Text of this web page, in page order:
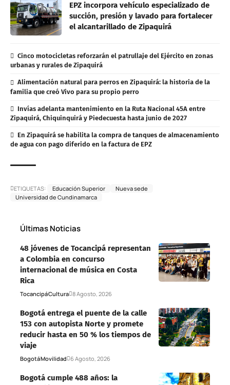
EPZ incorpora vehículo especializado de
succión, presión y lavado para fortalecer
el alcantarillado de Zipaquirá
Cinco motocicletas reforzarán el patrullaje del Ejército en zonas
urbanas y rurales de Zipaquirá
Alimentación natural para perros en Zipaquirá: la historia de la
familia que creó Vivo para su propio perro
Invías adelanta mantenimiento en la Ruta Nacional 45A entre
Zipaquirá, Chiquinquirá y Piedecuesta hasta junio de 2027
En Zipaquirá se habilita la compra de tanques de almacenamiento
de agua con pago diferido en la factura de EPZ
ETIQUETAS: Educación Superior
Nueva sede
Universidad de Cundinamarca
Últimas Noticias
48 jóvenes de Tocancipá representan
a Colombia en concurso
internacional de música en Costa
Rica
TocancipáCultura 8 Agosto, 2026
Bogotá entrega el puente de la calle
153 con autopista Norte y promete
reducir hasta en 50 % los tiempos de
viaje
BogotáMovilidad 6 Agosto, 2026
Bogotá cumple 488 años: la